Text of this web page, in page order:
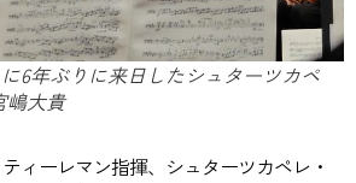
6年ぶりに来日したシュターツカペ
大貴
ィーレマン指揮、シュターツカペレ・